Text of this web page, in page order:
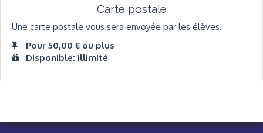
Carte postale
Une carte postale vous sera envoyée par les élèves.
Pour 50,00 € ou plus
Disponible: Illimité